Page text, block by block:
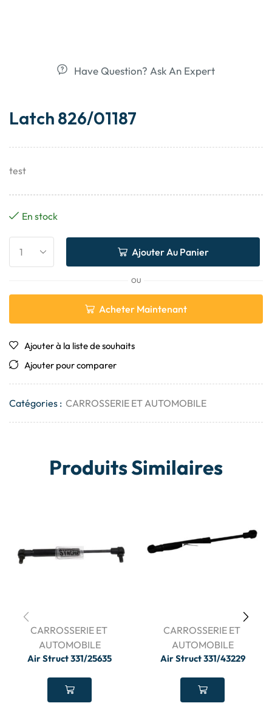
Have Question? Ask An Expert
Latch 826/01187
test
En stock
Ajouter Au Panier
OU
Acheter Maintenant
Ajouter à la liste de souhaits
Ajouter pour comparer
Catégories : CARROSSERIE ET ​​AUTOMOBILE
Produits Similaires
CARROSSERIE ET ​​
AUTOMOBILE
Air Struct 331/25635
CARROSSERIE ET ​​
AUTOMOBILE
Air Struct 331/43229